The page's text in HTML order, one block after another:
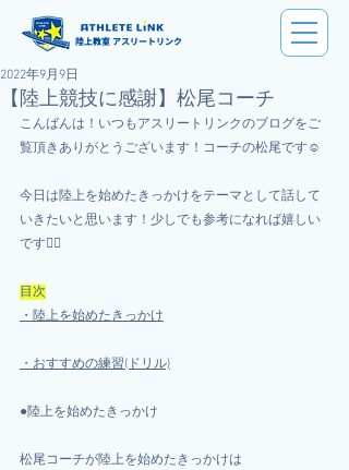
陸上教室 アスリートリンク
【陸上競技に感謝】松尾コーチ
2022年9月9日
こんばんは！いつもアスリートリンクのブログをご
覧頂きありがとうございます！コーチの松尾です☺️
今日は陸上を始めたきっかけをテーマとして話して
いきたいと思います！少しでも参考になれば嬉しい
です🙆‍♂️
目次
・陸上を始めたきっかけ
・おすすめの練習(ドリル)
●陸上を始めたきっかけ
松尾コーチが陸上を始めたきっかけは